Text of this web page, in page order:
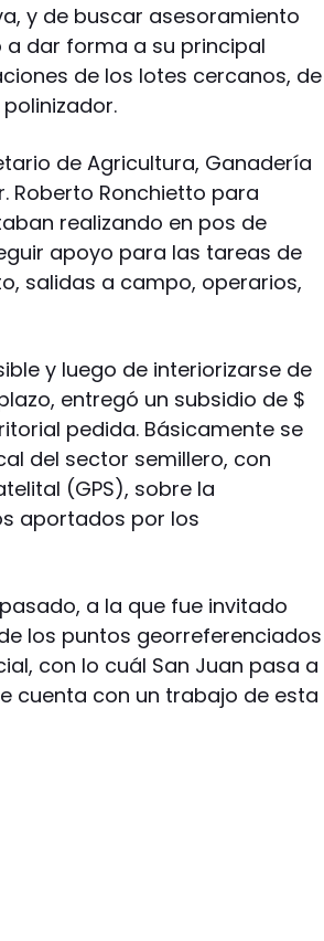
y de buscar asesoramiento
dar forma a su principal
de los lotes cercanos, de
de Agricultura, Ganadería
Roberto Ronchietto para
realizando en pos de
apoyo para las tareas de
salidas a campo, operarios,
y luego de interiorizarse de
entregó un subsidio de $
pedida. Básicamente se
del sector semillero, con
(GPS), sobre la
aportados por los
pasado, a la que fue invitado
los puntos georreferenciados
con lo cuál San Juan pasa a
cuenta con un trabajo de esta